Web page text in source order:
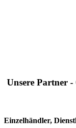
Unsere Partner -
Einzelhändler,